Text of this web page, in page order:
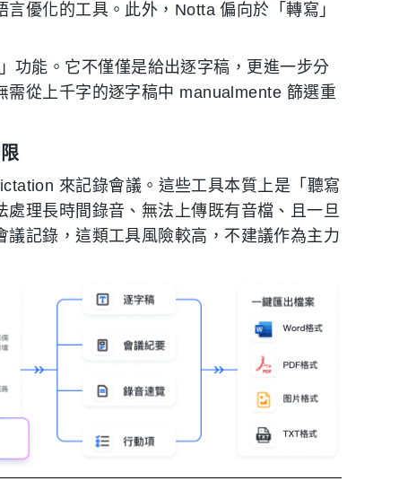
優化的工具。此外，Notta 偏向於「轉寫」
功能。它不僅僅是給出逐字稿，更進一步分
從上千字的逐字稿中 manualmente 篩選重
來記錄會議。這些工具本質上是「聽寫
理長時間錄音、無法上傳既有音檔、且一旦
記錄，這類工具風險較高，不建議作為主力